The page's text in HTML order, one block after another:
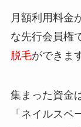
月額利用料金
な先行会員権
脱毛ができま
集まった資金
「ネイルス